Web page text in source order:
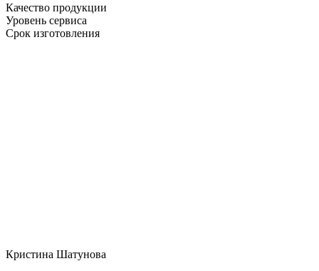
Качество продукции
Уровень сервиса
Срок изготовления
Кристина Шатунова